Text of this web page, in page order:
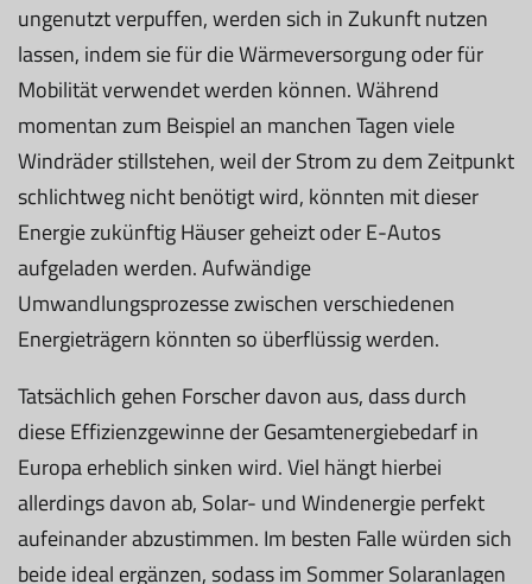
ungenutzt verpuffen, werden sich in Zukunft nutzen
lassen, indem sie für die Wärmeversorgung oder für
Mobilität verwendet werden können. Während
momentan zum Beispiel an manchen Tagen viele
Windräder stillstehen, weil der Strom zu dem Zeitpunkt
schlichtweg nicht benötigt wird, könnten mit dieser
Energie zukünftig Häuser geheizt oder E-Autos
aufgeladen werden. Aufwändige
Umwandlungsprozesse zwischen verschiedenen
Energieträgern könnten so überflüssig werden.
Tatsächlich gehen Forscher davon aus, dass durch
diese Effizienzgewinne der Gesamtenergiebedarf in
Europa erheblich sinken wird. Viel hängt hierbei
allerdings davon ab, Solar- und Windenergie perfekt
aufeinander abzustimmen. Im besten Falle würden sich
beide ideal ergänzen, sodass im Sommer Solaranlagen